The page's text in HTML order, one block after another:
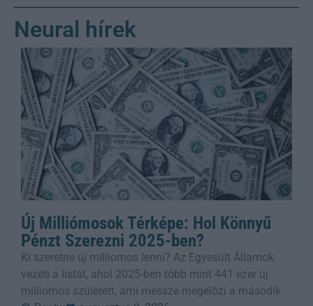
Neural hírek
Új Milliómosok Térképe: Hol Könnyű
Pénzt Szerezni 2025-ben?
Ki szeretne új milliomos lenni? Az Egyesült Államok
vezeti a listát, ahol 2025-ben több mint 441 ezer új
milliomos született, ami messze megelőzi a második